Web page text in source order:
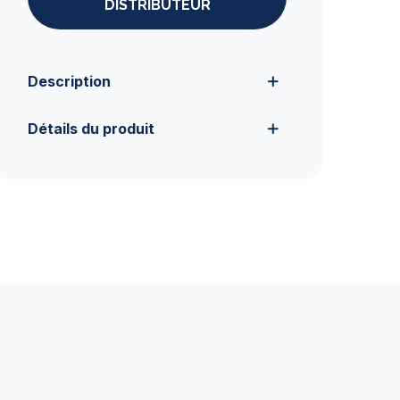
DISTRIBUTEUR
Description
Détails du produit